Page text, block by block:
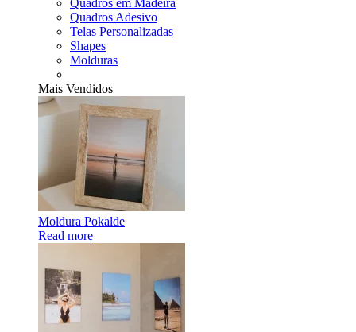
Quadros Adesivo
Telas Personalizadas
Shapes
Molduras
Mais Vendidos
Moldura Pokalde
Read more